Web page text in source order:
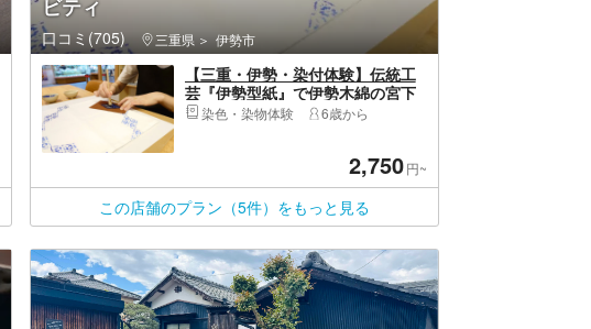
ビティ
口コミ(705) 三重県 伊勢市
【三重・伊勢・染付体験】伝統工
芸『伊勢型紙』で伊勢木綿の宮下
(みやげ)袋に柄をつける染付体験！
染色・染物体験 6歳から
2,750円~
この店舗のプラン（5件）をもっと見る